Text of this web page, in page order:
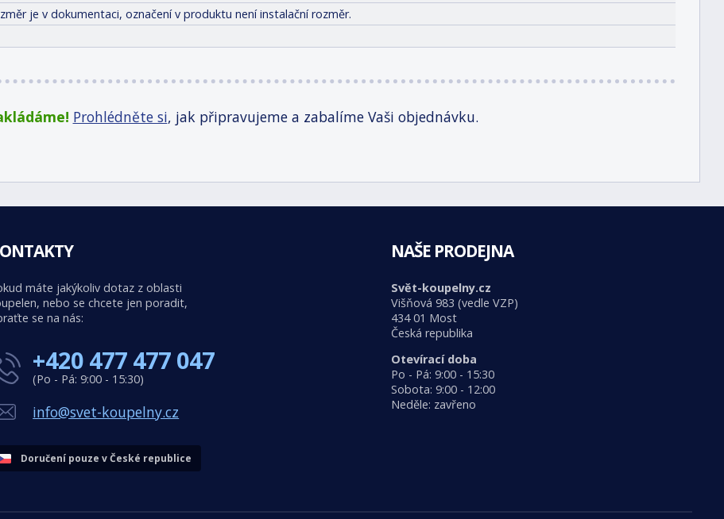
je v dokumentaci, označení v produktu není instalační rozměr.
Prohlédněte si, jak připravujeme a zabalíme Vaši objednávku.
máte jakýkoliv dotaz z oblasti
nebo se chcete jen poradit,
se na nás:
+420 477 477 047
(Po - Pá: 9:00 - 15:30)
info@svet-koupelny.cz
Doručení pouze v České republice
NAŠE PRODEJNA
Svět-koupelny.cz
Višňová 983 (vedle VZP)
434 01 Most
Česká republika
Otevírací doba
Po - Pá: 9:00 - 15:30
Sobota: 9:00 - 12:00
Neděle: zavřeno